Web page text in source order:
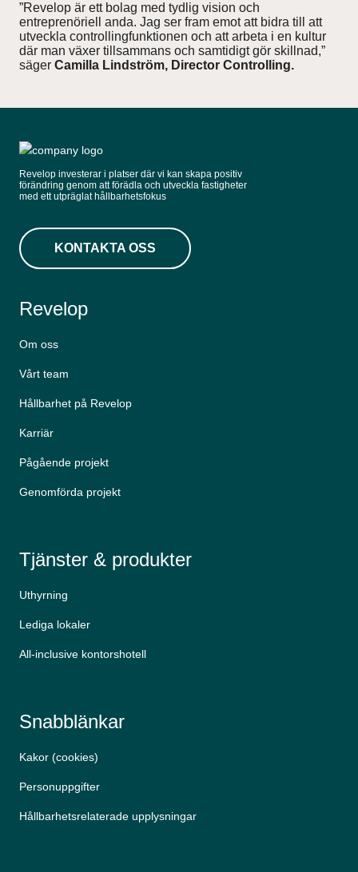
”Revelop är ett bolag med tydlig vision och
entreprenöriell anda. Jag ser fram emot att bidra till att
utveckla controllingfunktionen och att arbeta i en kultur
där man växer tillsammans och samtidigt gör skillnad,”
säger Camilla Lindström, Director Controlling.
Revelop investerar i platser där vi kan skapa positiv
förändring genom att förädla och utveckla fastigheter
med ett utpräglat hållbarhetsfokus
KONTAKTA OSS
Revelop
Om oss
Vårt team
Hållbarhet på Revelop
Karriär
Pågående projekt
Genomförda projekt
Tjänster & produkter
Uthyrning
Lediga lokaler
All-inclusive kontorshotell
Snabblänkar
Kakor (cookies)
Personuppgifter
Hållbarhetsrelaterade upplysningar